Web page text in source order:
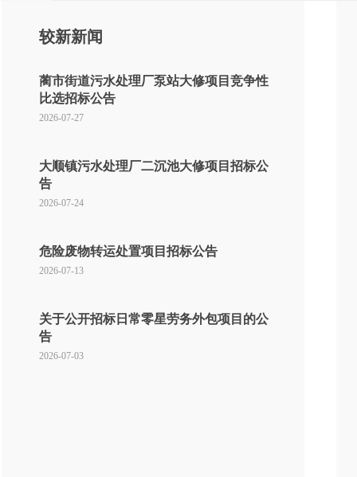
蔺市街道污水处理厂泵站大修项目竞争性
比选招标公告
2026-07-27
大顺镇污水处理厂二沉池大修项目招标公
告
2026-07-24
危险废物转运处置项目招标公告
2026-07-13
关于公开招标日常零星劳务外包项目的公
告
2026-07-03
较新新闻